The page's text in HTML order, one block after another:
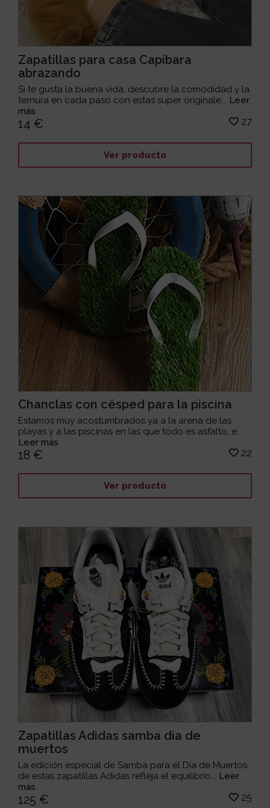
Zapatillas para casa Capibara
abrazando
Si te gusta la buena vida, descubre la comodidad y la
ternura en cada paso con estas super originale... Leer
más
14 € 27
Ver producto
Chanclas con césped para la piscina
Estamos muy acostumbrados ya a la arena de las
playas y a las piscinas en las que todo es asfalto, e...
Leer más
18 € 22
Ver producto
Zapatillas Adidas samba dia de
muertos
La edición especial de Samba para el Día de Muertos
de estas zapatillas Adidas refleja el equilibrio... Leer
más
125 € 25